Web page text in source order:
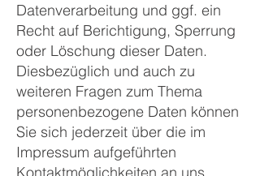
Datenverarbeitung und ggf. ein
Recht auf Berichtigung, Sperrung
oder Löschung dieser Daten.
Diesbezüglich und auch zu
weiteren Fragen zum Thema
personenbezogene Daten können
Sie sich jederzeit über die im
Impressum aufgeführten